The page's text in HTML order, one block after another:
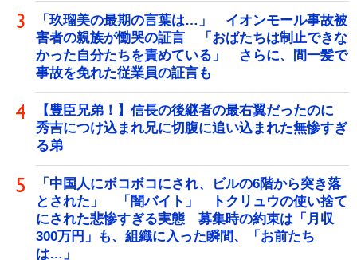
「玖瑠美の最期の言葉は…」 イオンモール事故被
害者の親族が慟哭の証言 「おばたちは制止できな
かった自分たちを責めている」 さらに、間一髪で
事故を免れた従業員の証言も
【豊臣兄弟！】信長の後継者の最右翼だったのに
秀吉につけ込まれ兄に切腹に追い込まれた無惨すぎ
る弟
「中国人にボコボコにされ、ビルの6階から突き落
とされた」 「闇バイト」 トクリュウの使い捨て
にされた悲惨すぎる実態 募集時の約束は「月収
300万円」も、組織に入った瞬間、「お前たち
は…」